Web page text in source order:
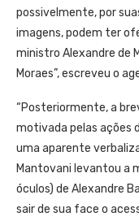
possivelmente, por
imagens, podem ter
ministro Alexandre de
Moraes”, escreveu o
“Posteriormente, a
motivada pelas ações
uma aparente
Mantovani levantou a
óculos) de Alexandre
sair de sua face o